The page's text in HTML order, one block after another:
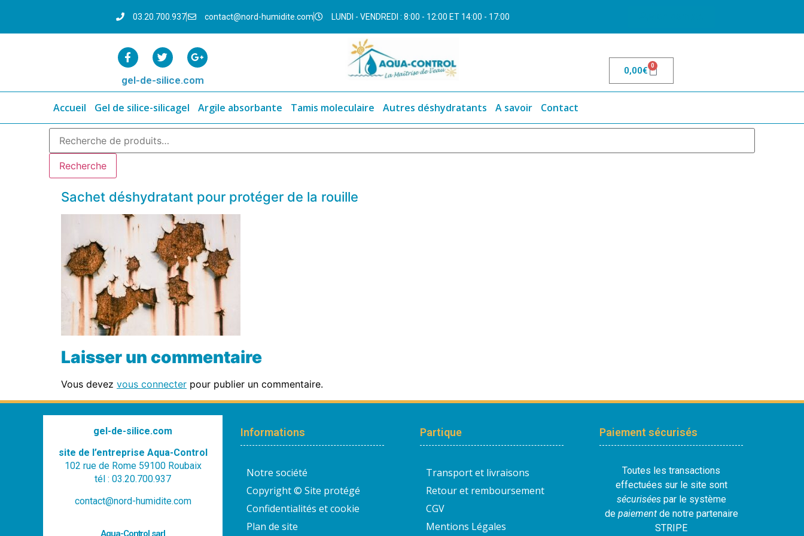
03.20.700.937 contact@nord-humidite.com LUNDI - VENDREDI : 8:00 - 12:00 ET 14:00 - 17:00
gel-de-silice.com
0,00€ 0
Accueil Gel de silice-silicagel Argile absorbante Tamis moleculaire Autres déshydratants A savoir Contact
Recherche
Sachet déshydratant pour protéger de la rouille
Laisser un commentaire
Vous devez vous connecter pour publier un commentaire.
gel-de-silice.com
site de l’entreprise Aqua-Control
102 rue de Rome 59100 Roubaix
tél : 03.20.700.937
contact@nord-humidite.com
Aqua-Control sarl
Informations
Notre société
Copyright © Site protégé
Confidentialités et cookie
Plan de site
Partique
Transport et livraisons
Retour et remboursement
CGV
Mentions Légales
Paiement sécurisés
Toutes les transactions
effectuées sur le site sont
sécuriséespar le système
de paiementde notre partenaire
STRIPE